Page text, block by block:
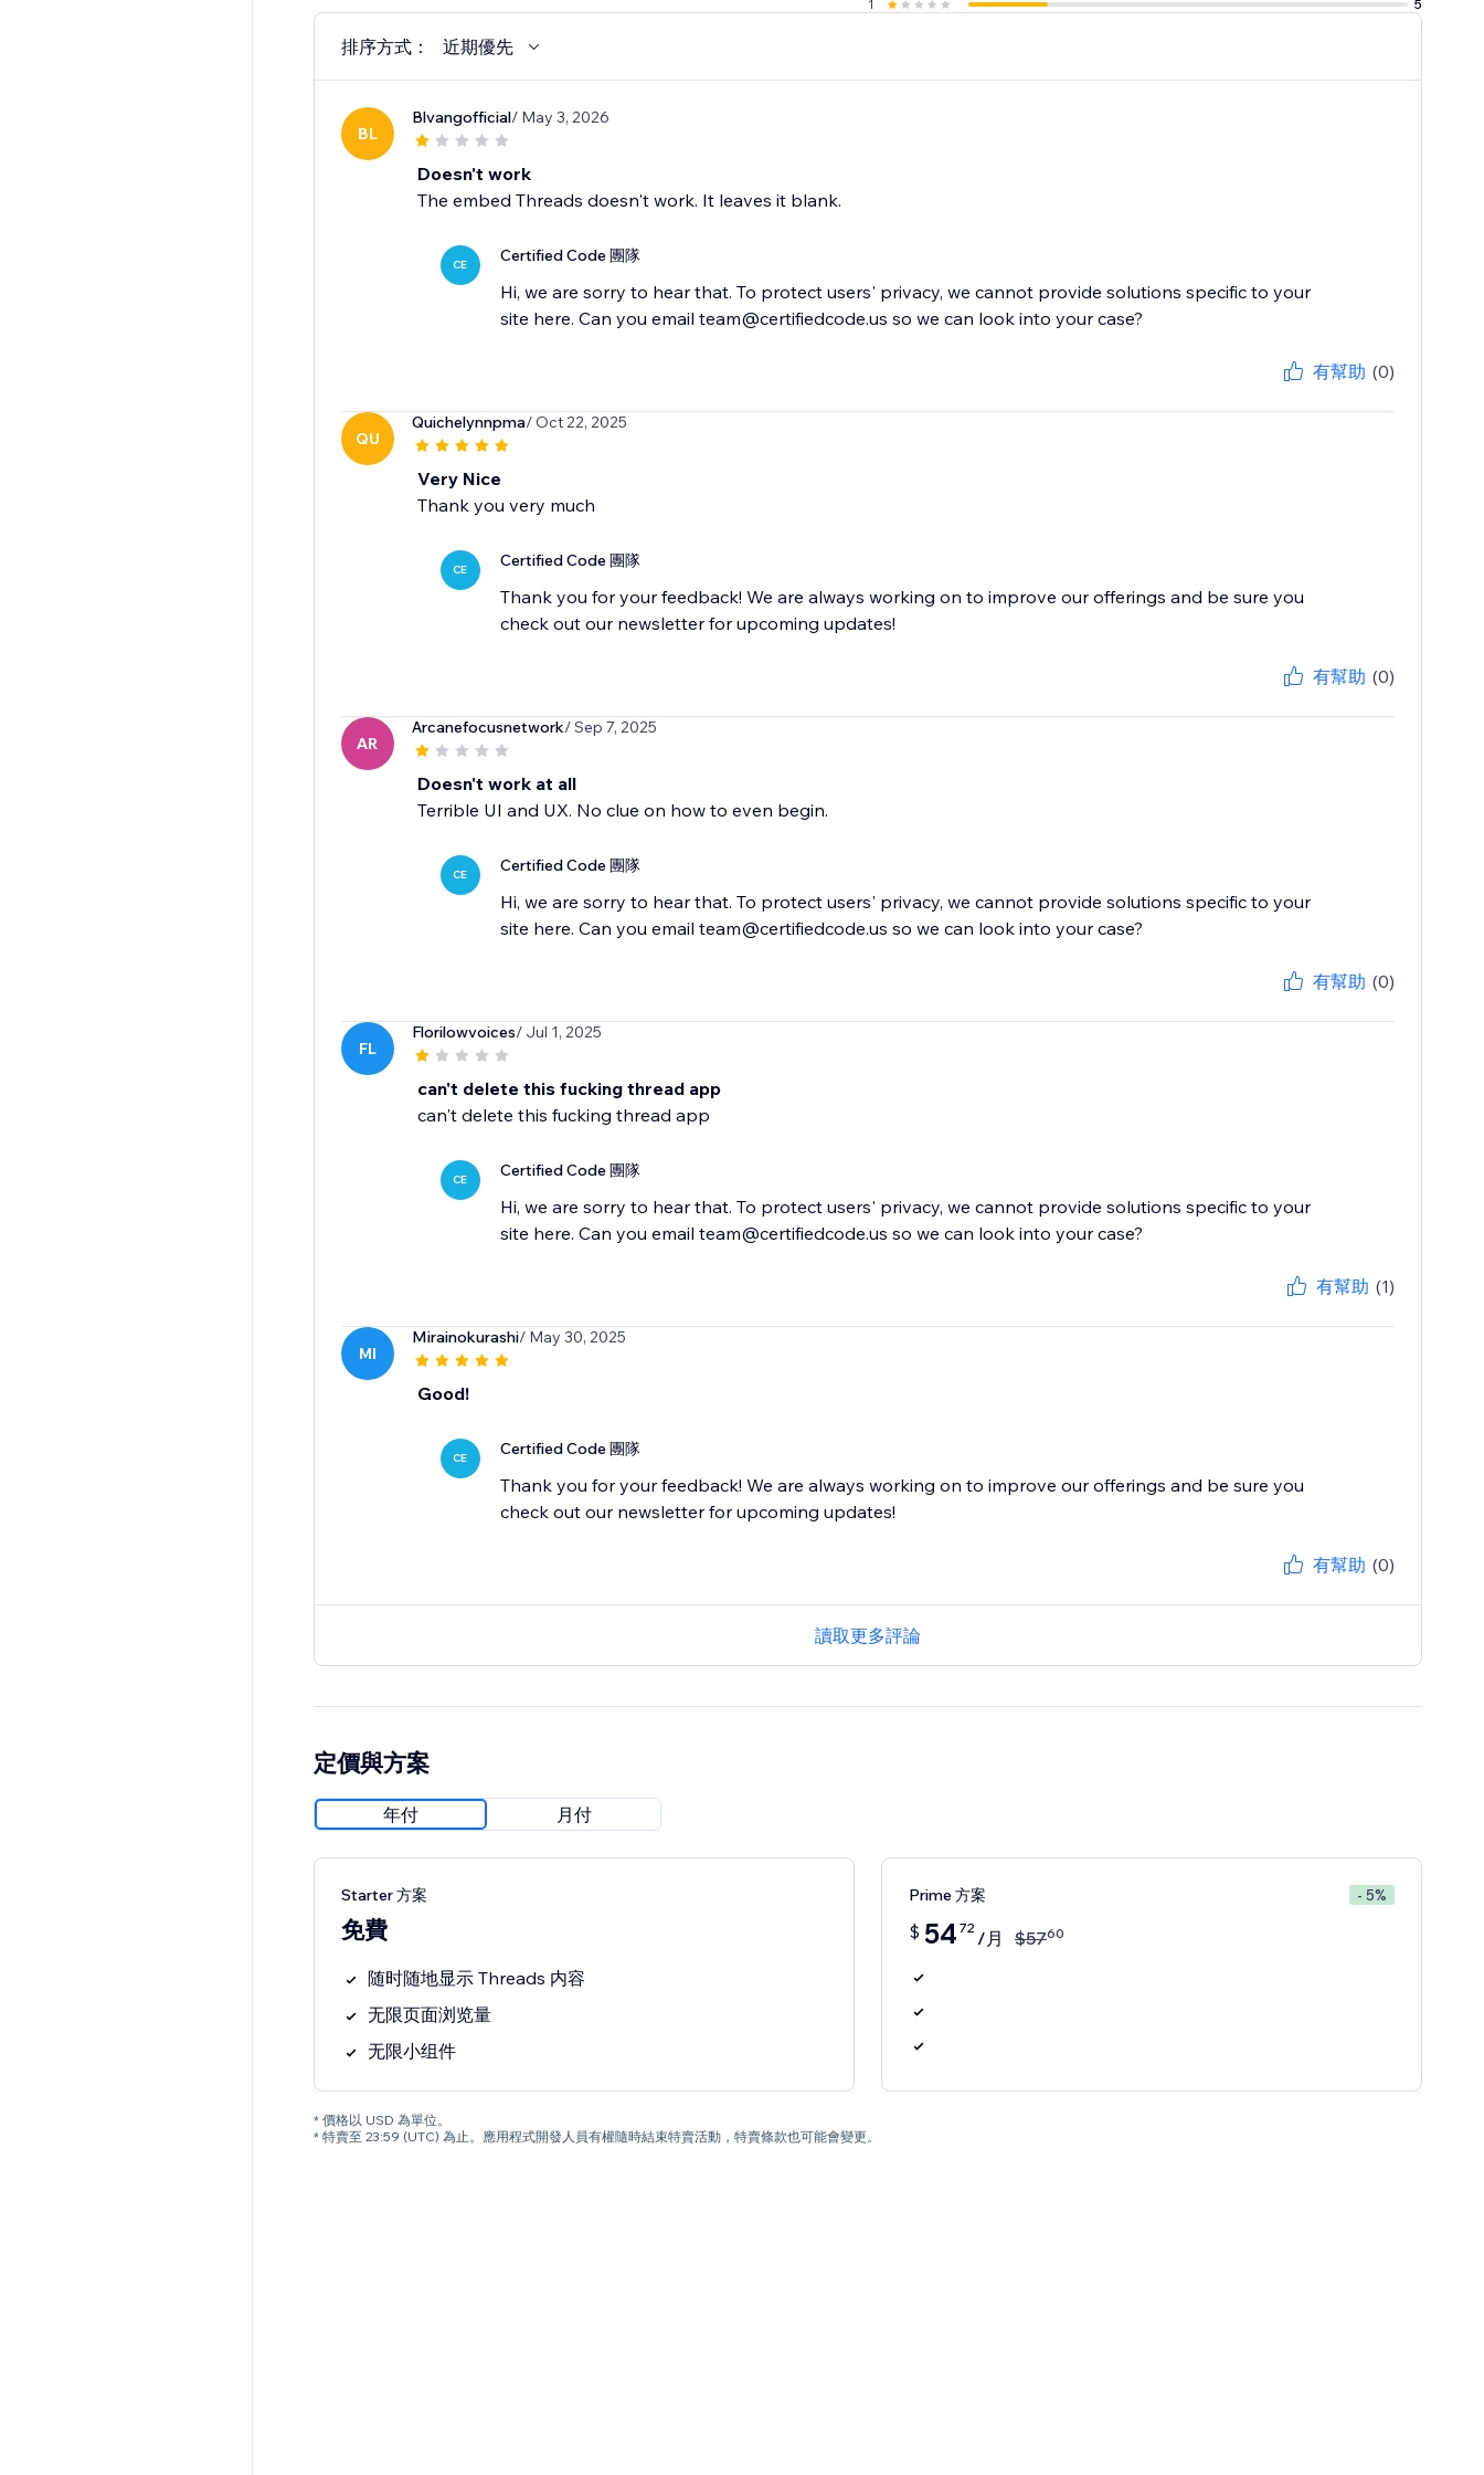
1
5
排序方式： 近期優先
BL
Blvangofficial/ May 3, 2026
Doesn't work
The embed Threads doesn't work. It leaves it blank.
CE Certified Code 團隊
Hi, we are sorry to hear that. To protect users' privacy, we cannot provide solutions specific to your
site here. Can you email team@certifiedcode.us so we can look into your case?
有幫助 (0)
QU
Quichelynnpma/ Oct 22, 2025
Very Nice
Thank you very much
CE Certified Code 團隊
Thank you for your feedback! We are always working on to improve our offerings and be sure you
check out our newsletter for upcoming updates!
有幫助 (0)
AR
Arcanefocusnetwork/ Sep 7, 2025
Doesn't work at all
Terrible UI and UX. No clue on how to even begin.
CE Certified Code 團隊
Hi, we are sorry to hear that. To protect users' privacy, we cannot provide solutions specific to your
site here. Can you email team@certifiedcode.us so we can look into your case?
有幫助 (0)
FL
Florilowvoices/ Jul 1, 2025
can't delete this fucking thread app
can't delete this fucking thread app
CE Certified Code 團隊
Hi, we are sorry to hear that. To protect users' privacy, we cannot provide solutions specific to your
site here. Can you email team@certifiedcode.us so we can look into your case?
有幫助 (1)
MI
Mirainokurashi/ May 30, 2025
Good!
CE Certified Code 團隊
Thank you for your feedback! We are always working on to improve our offerings and be sure you
check out our newsletter for upcoming updates!
有幫助 (0)
讀取更多評論
定價與方案
年付 月付
Starter 方案
免費
随时随地显示 Threads 内容
无限页面浏览量
无限小组件
Prime 方案 - 5%
$ 54 72 /月 $5760
* 價格以 USD 為單位。
* 特賣至 23:59 (UTC) 為止。應用程式開發人員有權隨時結束特賣活動，特賣條款也可能會變更。